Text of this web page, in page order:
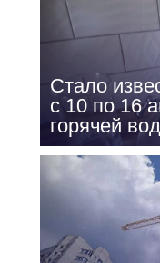
Стало
с 10 по 16
горячей